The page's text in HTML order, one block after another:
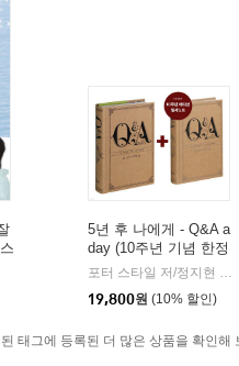
5년 후 나에게 - Q&A a
day (10주년 기념 한정
판 필사 노트 세트)
포터 스타일 저/정지현 역
19,800원 (10% 할인)
태그에 등록된 더 많은 상품을 확인해